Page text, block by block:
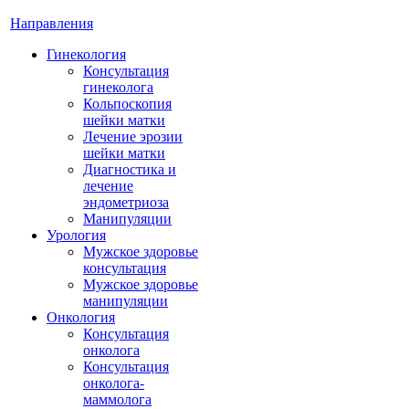
Направления
Гинекология
Консультация
гинеколога
Кольпоскопия
шейки матки
Лечение эрозии
шейки матки
Диагностика и
лечение
эндометриоза
Манипуляции
Урология
Мужское здоровье
консультация
Мужское здоровье
манипуляции
Онкология
Консультация
онколога
Консультация
онколога-
маммолога